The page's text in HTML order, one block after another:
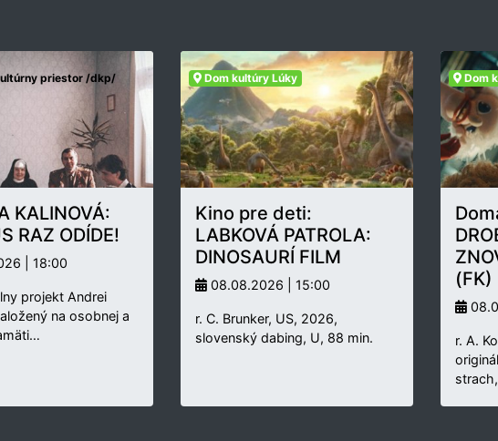
priestor /dkp/
KALINOVÁ:
RAZ ODÍDE!
| 18:00
projekt Andrei
na osobnej a
Dom kultúry Lúky
Kino pre deti:
LABKOVÁ PATROLA:
DINOSAURÍ FILM
08.08.2026 | 15:00
r. C. Brunker, US, 2026,
slovenský dabing, U, 88 min.
Dom
(FK)
r. A.